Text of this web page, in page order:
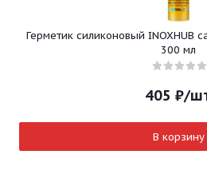
Герметик силиконовый INOXHUB
300 мл
405 ₽/
В корзину